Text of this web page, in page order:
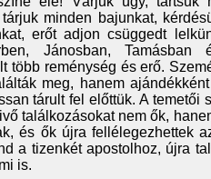
minden bajunkat,
erőt adjon csüggedt
Jánosban,
több reménység és erő.
meg, hanem
tárult fel előttük. A temetői
találkozásokat nem ők,
és ők újra fellélegezhettek
a tizenkét apostolhoz, újra
is.